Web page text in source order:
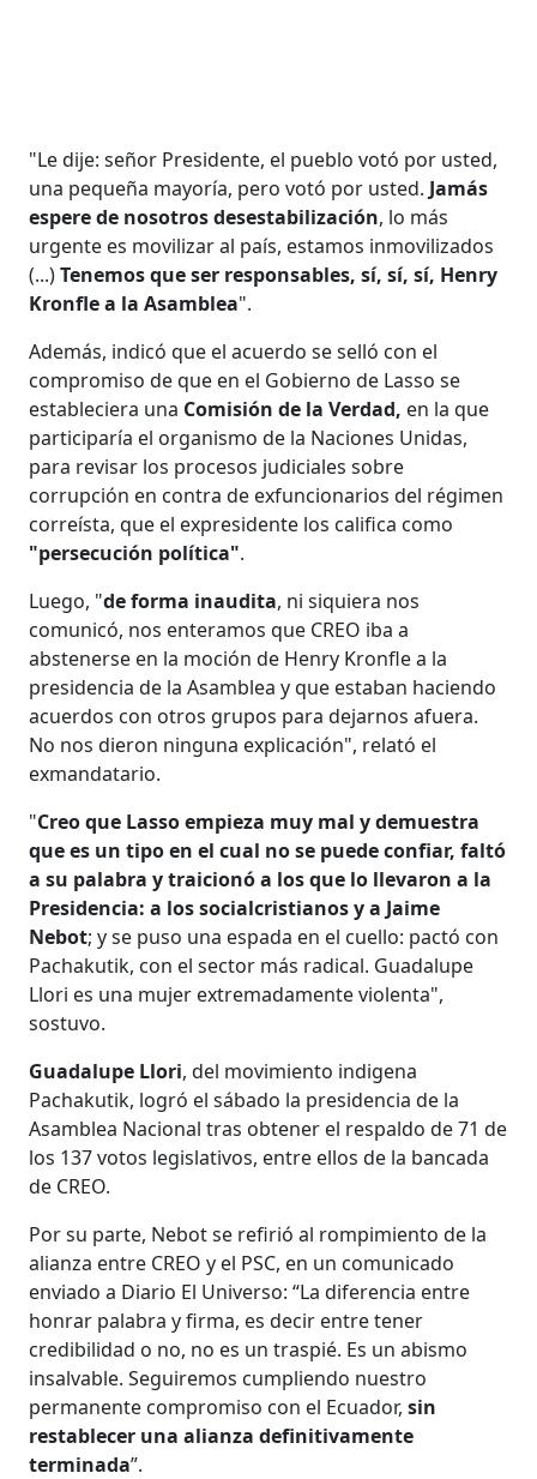
"Le dije: señor Presidente, el pueblo votó por usted,
una pequeña mayoría, pero votó por usted. Jamás
espere de nosotros desestabilización, lo más
urgente es movilizar al país, estamos inmovilizados
(...)Tenemos que ser responsables, sí, sí, sí, Henry
Kronfle a la Asamblea".
Además, indicó que el acuerdo se selló con el
compromiso de que en el Gobierno de Lasso se
estableciera una Comisión de la Verdad, en la que
participaría el organismo de la Naciones Unidas,
para revisar los procesos judiciales sobre
corrupción en contra de exfuncionarios del régimen
correísta, que el expresidente los califica como
"persecución política".
Luego, "de forma inaudita, ni siquiera nos
comunicó, nos enteramos que CREO iba a
abstenerse en la moción de Henry Kronfle a la
presidencia de la Asamblea y que estaban haciendo
acuerdos con otros grupos para dejarnos afuera.
No nos dieron ninguna explicación", relató el
exmandatario.
"Creo que Lasso empieza muy mal y demuestra
que es un tipo en el cual no se puede confiar, faltó
a su palabra y traicionó a los que lo llevaron a la
Presidencia: a los socialcristianos y a Jaime
Nebot; y se puso una espada en el cuello: pactó con
Pachakutik, con el sector más radical. Guadalupe
Llori es una mujer extremadamente violenta",
sostuvo.
Guadalupe Llori, del movimiento indigena
Pachakutik, logró el sábado la presidencia de la
Asamblea Nacional tras obtener el respaldo de 71 de
los 137 votos legislativos, entre ellos de la bancada
de CREO.
Por su parte, Nebot se refirió al rompimiento de la
alianza entre CREO y el PSC, en un comunicado
enviado a Diario El Universo: “La diferencia entre
honrar palabra y firma, es decir entre tener
credibilidad o no, no es un traspié. Es un abismo
insalvable. Seguiremos cumpliendo nuestro
permanente compromiso con el Ecuador,sin
restablecer una alianza definitivamente
terminada”.